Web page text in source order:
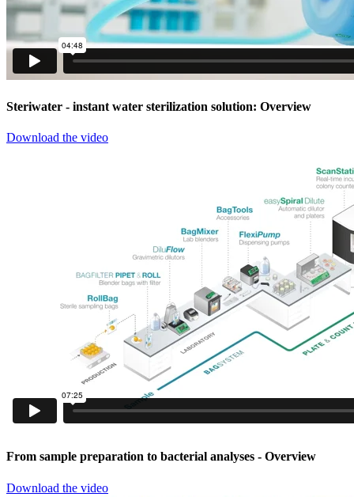
Steriwater - instant water sterilization solution: Overview
Download the video
From sample preparation to bacterial analyses - Overview
Download the video